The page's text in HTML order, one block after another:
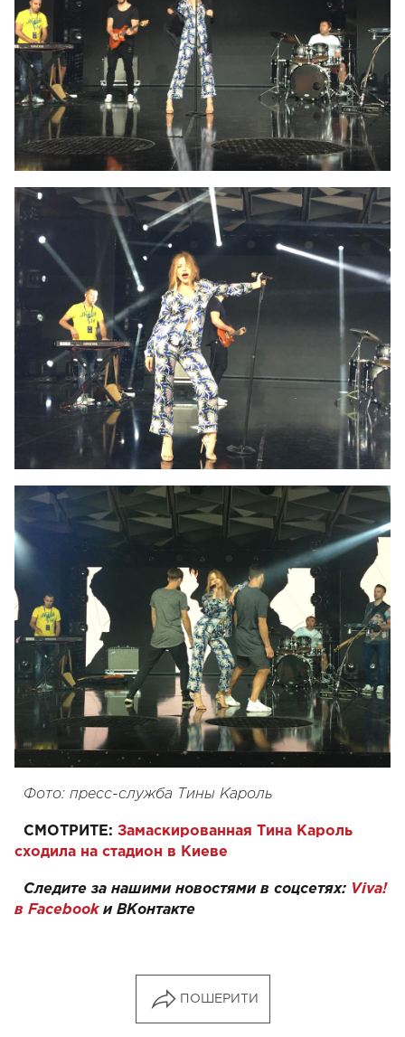
Фото: пресс-служба Тины Кароль
СМОТРИТЕ: Замаскированная Тина Кароль
сходила на стадион в Киеве
Следите за нашими новостями в соцсетях: Viva!
в Facebookи ВКонтакте
ПОШЕРИТИ